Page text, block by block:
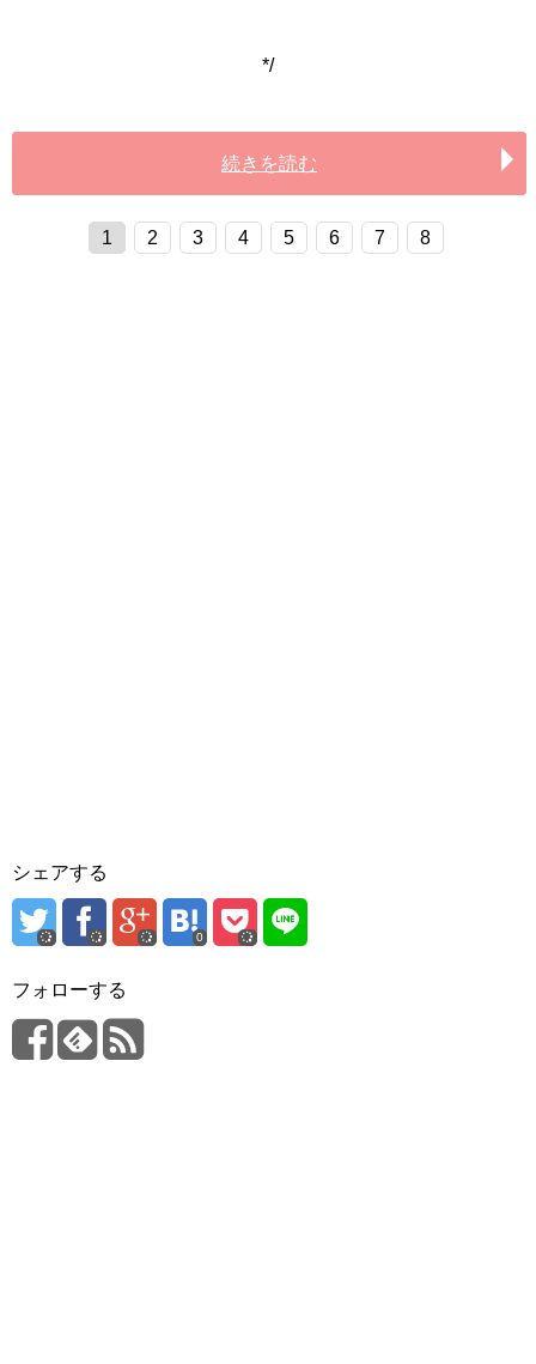
*/
続きを読む
1 2 3 4 5 6 7 8
シェアする
0
フォローする